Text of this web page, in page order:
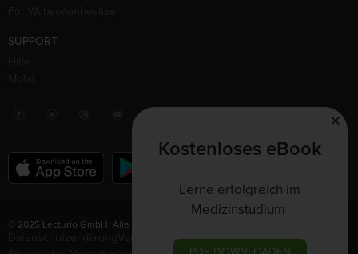
SUPPORT
© 2025 Lecturio GmbH. Alle Rechte vorbehalten.
Vertrag widerrufenNutzungsbedingungen
Kostenloses eBook
Lerne erfolgreich im
Medizinstudium